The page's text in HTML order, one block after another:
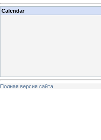
Calendar
Полная версия сайта